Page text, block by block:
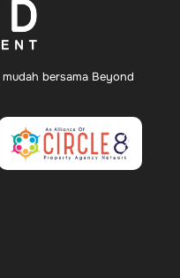
bersama Beyond